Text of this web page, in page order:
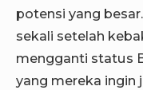
potensi yang
sekali setelah
mengganti status
yang mereka ingin